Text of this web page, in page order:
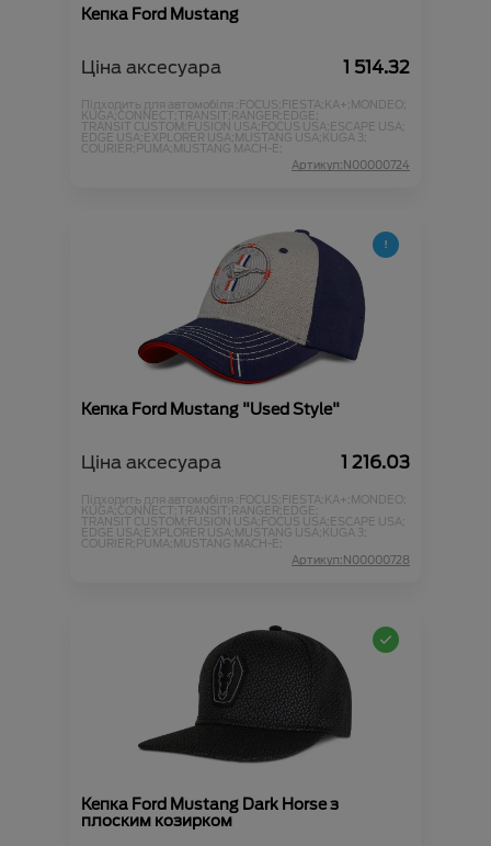
Кепка Ford Mustang
Ціна аксесуара 1 514.32
Підходить для автомобіля :FOCUS;FIESTA;KA+;MONDEO;
KUGA;CONNECT;TRANSIT;RANGER;EDGE;
TRANSIT CUSTOM;FUSION USA;FOCUS USA;ESCAPE USA;
EDGE USA;EXPLORER USA;MUSTANG USA;KUGA 3;
COURIER;PUMA;MUSTANG MACH-E;
Артикул:N00000724
Кепка Ford Mustang "Used Style"
Ціна аксесуара 1 216.03
Підходить для автомобіля :FOCUS;FIESTA;KA+;MONDEO;
KUGA;CONNECT;TRANSIT;RANGER;EDGE;
TRANSIT CUSTOM;FUSION USA;FOCUS USA;ESCAPE USA;
EDGE USA;EXPLORER USA;MUSTANG USA;KUGA 3;
COURIER;PUMA;MUSTANG MACH-E;
Артикул:N00000728
Кепка Ford Mustang Dark Horse з
плоским козирком